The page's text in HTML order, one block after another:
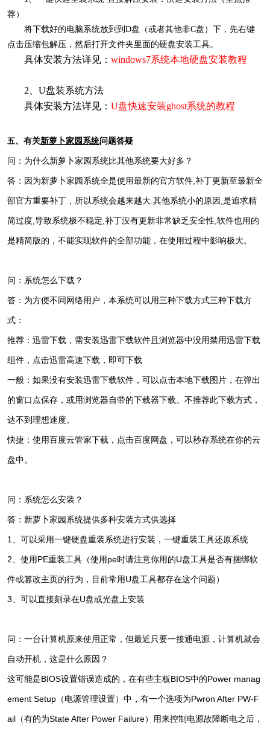
荐）
将下载好的电脑系统放到到D盘（或者其他非C盘）下，先右键
点击压缩包解压，然后打开文件夹里面的硬盘安装工具。
具体安装方法详见： windows7系统本地硬盘安装教程
2、U盘装系统方法
具体安装方法详见： U盘快速安装ghost系统的教程
五、有关新萝卜家园系统问题答疑
问：为什么新萝卜家园系统比其他系统要大好多？
答：因为新萝卜家园系统全是使用最新的官方软件,补丁更新至最新全
部官方重要补丁，所以系统会越来越大.其他系统小的原因,是追求精
简过度,导致系统极不稳定,补丁没有更新非常缺乏安全性,软件也用的
是精简版的，不能实现软件的全部功能，在使用过程中影响极大。
问：系统怎么下载？
答：为方便不同网络用户，本系统可以用三种下载方式三种下载方
式：
推荐：迅雷下载，需安装迅雷下载软件且浏览器中没用禁用迅雷下载
组件，点击迅雷高速下载，即可下载
一般：如果没有安装迅雷下载软件，可以点击本地下载图片，在弹出
的窗口点保存，或用浏览器自带的下载器下载。不推荐此下载方式，
达不到理想速度。
快捷：使用百度云管家下载，点击百度网盘，可以秒存系统在你的云
盘中。
问：系统怎么安装？
答：新萝卜家园系统提供多种安装方式供选择
1、可以采用一键硬盘重装系统进行安装，一键重装工具还原系统
2、使用PE重装工具（使用pe时请注意你用的U盘工具是否有捆绑软
件或篡改主页的行为，目前常用U盘工具都存在这个问题）
3、可以直接刻录在U盘或光盘上安装
问：一台计算机原来使用正常，但最近只要一接通电源，计算机就会
自动开机，这是什么原因？
这可能是BIOS设置错误造成的，在有些主板BIOS中的Power manag
ement Setup（电源管理设置）中，有一个选项为Pwron After PW-F
ail（有的为State After Power Failure）用来控制电源故障断电之后，